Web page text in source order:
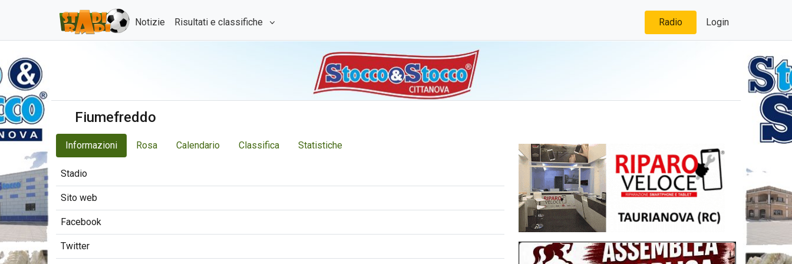
Notizie Risultati e classifiche Radio Login
Fiumefreddo
Informazioni Rosa Calendario Classifica Statistiche
Stadio
Sito web
Facebook
Twitter